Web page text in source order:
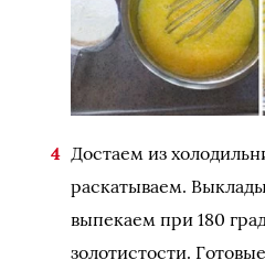
Достаем из
раскатываем.
выпекаем при 180
золотистости.